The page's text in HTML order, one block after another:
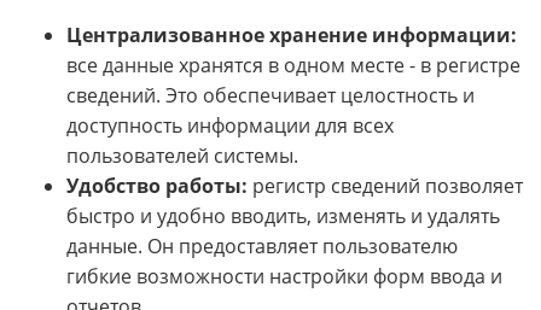
Централизованное хранение информации:
все данные хранятся в одном месте - в регистре
сведений. Это обеспечивает целостность и
доступность информации для всех
пользователей системы.
Удобство работы: регистр сведений позволяет
быстро и удобно вводить, изменять и удалять
данные. Он предоставляет пользователю
гибкие возможности настройки форм ввода и